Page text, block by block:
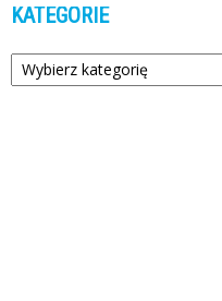
KATEGORIE
Kategorie